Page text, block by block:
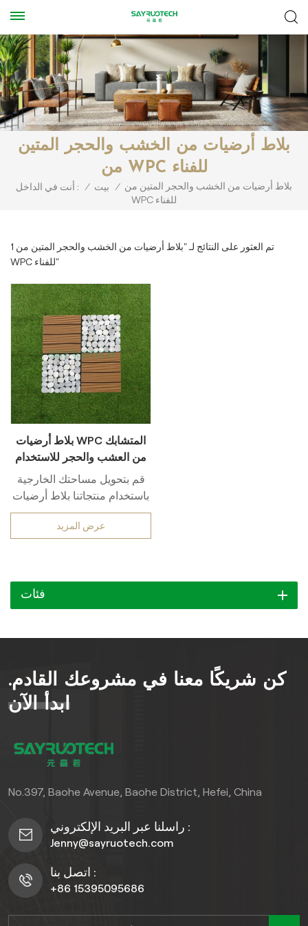
بلاط أرضيات من الخشب والحجر المتين
من WPC للفناء
أنت في الداخل : / بيت / بلاط أرضيات من الخشب والحجر المتين من
WPC للفناء
1 تم العثور على النتائج لـ "بلاط أرضيات من الخشب والحجر المتين من
WPC للفناء"
بلاط أرضيات WPC المتشابك
من العشب والحجر للاستخدام
الخارجي
قم بتحويل مساحتك الخارجية
باستخدام منتجاتنا بلاط أرضيات
WPC المتشابك من العشب
والحجر للاستخدام الخارجيتُقدم
الخشب والبلاستيك المركب
(WPC) وتصميم يشبه العشب،
أرضيات الفناء أو تحسين ممرات
حديقتك. سواء كنت بحاجة إلى
تجديد شرفة صغيرة أو مساحة
أرضيات من الخشب والحجر
المقاوم للعوامل الجوية تم
الخارجية، مما يوفر جمالاً وأداءً
عرض المزيد
فئات
كن شريكًا معنا في مشروعك القادم.
ابدأ الآن
No.397, Baohe Avenue, Baohe District, Hefei, China
راسلنا عبر البريد الإلكتروني :
Jenny@sayruotech.com
اتصل بنا :
+86 15395095686